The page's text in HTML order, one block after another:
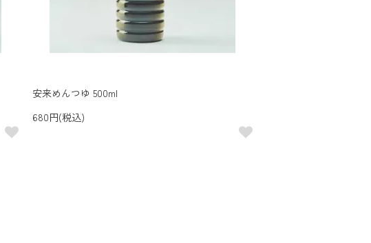
安来めんつゆ 500ml
680円(税込)